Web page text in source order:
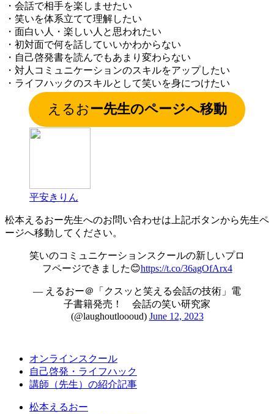
・会話で相手を楽しませたい
・笑いを体系立てて理解したい
・面白い人・楽しい人と思われたい
・初対面で何を話していいかわからない
・自己啓発書を読んでもあまり変わらない
・対人コミュニケーションのスキルをアップしたい
・ライフハックのスキルとして笑いを身につけたい
えるおー先生のページへ移動
平安きりん
松本えるおー先生へのお問い合わせは上記ボタンから先生ペ
ージへ移動してください。
笑いのコミュニケーションスクールの新しいプロ
フページできました😊https://t.co/36agOfArx4
— えるおー＠「クスッと笑える会話の技術」電
子書籍発売！ 会話の笑い研究家
(@laughoutloooud) June 12, 2023
オンラインスクール
自己啓発・ライフハック
講師（先生）の紹介記事
松本えるおー